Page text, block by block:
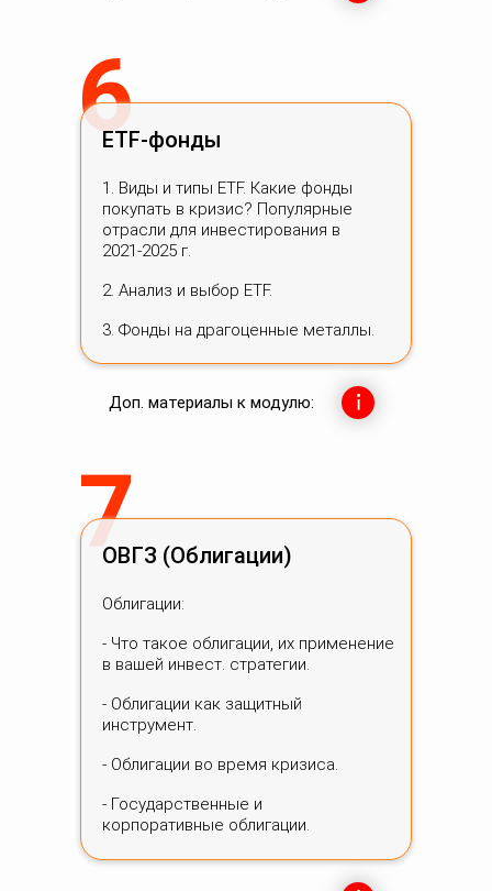
6
7
ETF-фонды
ОВГЗ (Облигации)
1. Виды и типы ETF. Какие фонды
покупать в кризис? Популярные
отрасли для инвестирования в
2021-2025 г.
Облигации:
2. Анализ и выбор ETF.
- Что такое облигации, их применение
в вашей инвест. стратегии.
3. Фонды на драгоценные металлы.
- Облигации как защитный
инструмент.
- Облигации во время кризиса.
- Государственные и
корпоративные облигации.
Доп. материалы к модулю: